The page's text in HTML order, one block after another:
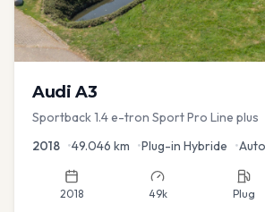
Audi A3
Sportback 1.4 e-tron Sport Pro Line plus
2018 •49.046 km •Plug-in Hybride •
2018 49k Plug